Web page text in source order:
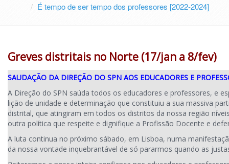
É tempo de ser tempo dos professores [2022-2024]
Greves distritais no Norte (17/jan a 8/fev)
SAUDAÇÃO DA DIREÇÃO DO SPN AOS EDUCADORES E
A Direção do SPN saúda todos os educadores e professores, e
lição de unidade e determinação que constituiu a sua massiva
distrital, que atingiram em todos os distritos da nossa região
outra política que respeite e dignifique a Profissão Docente e
A luta continua no próximo sábado, em Lisboa, numa
da nossa vontade inquebrantável de só pararmos quando as